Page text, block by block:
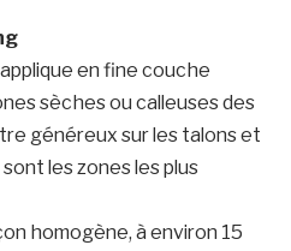
en fine couche
sèches ou calleuses des
généreux sur les talons et
les zones les plus
homogène, à environ 15